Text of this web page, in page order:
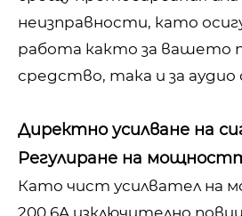
неизправности, като
работа както за вашето
средство, така и за
Директно усилване на
Регулиране на
Като чист усилвател на